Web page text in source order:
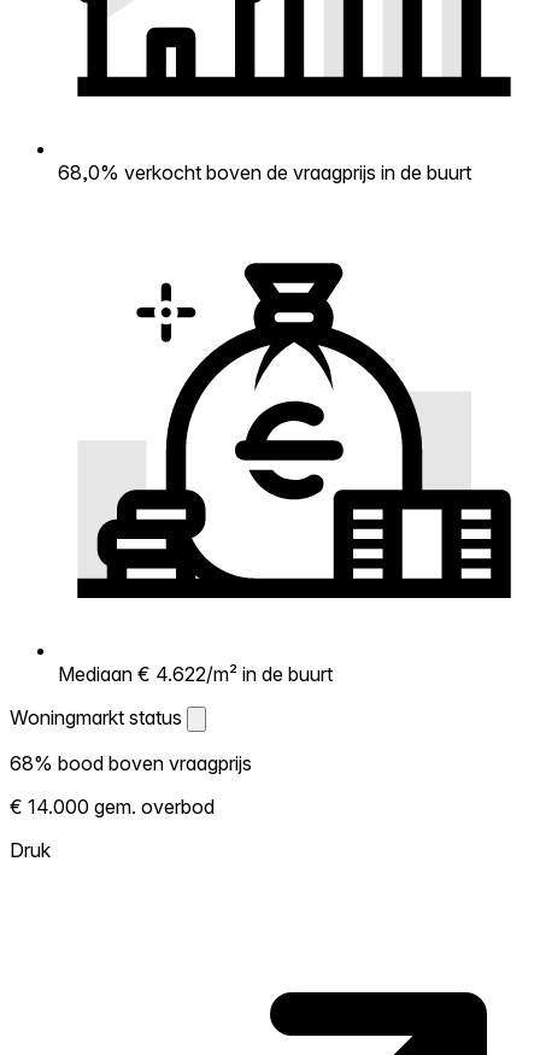
68,0% verkocht boven de vraagprijs in de buurt
Mediaan € 4.622/m² in de buurt
Woningmarkt status
Woningmarkt status
Laat zien hoe competitief de markt hier is.
Hoe meer woningen boven vraagprijs
verkopen, hoe heter. Heet? Verwacht
68% bood boven vraagprijs
€ 14.000 gem. overbod
Druk